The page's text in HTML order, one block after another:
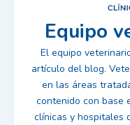
Equipo
El equipo
artículo del blog.
en las áreas
contenido con base
clínicas y hospitales